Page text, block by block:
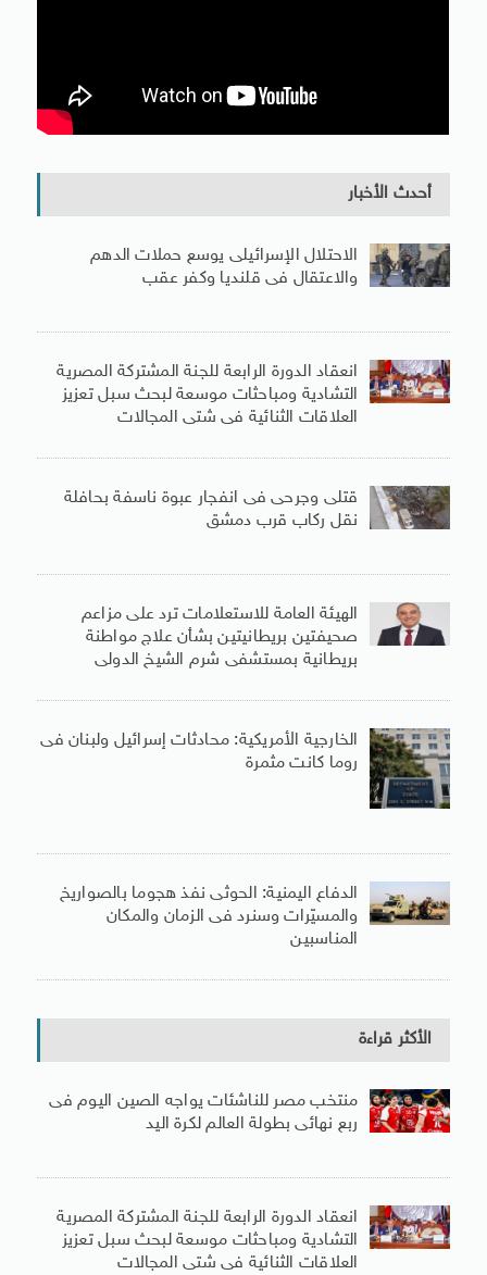
أحدث الأخبار
الاحتلال الإسرائيلى يوسع حملات الدهم
والاعتقال فى قلنديا وكفر عقب
انعقاد الدورة الرابعة للجنة المشتركة المصرية
التشادية ومباحثات موسعة لبحث سبل تعزيز
العلاقات الثنائية فى شتى المجالات
قتلى وجرحى فى انفجار عبوة ناسفة بحافلة
نقل ركاب قرب دمشق
الهيئة العامة للاستعلامات ترد على مزاعم
صحيفتين بريطانيتين بشأن علاج مواطنة
بريطانية بمستشفى شرم الشيخ الدولى
الخارجية الأمريكية: محادثات إسرائيل ولبنان فى
روما كانت مثمرة
الدفاع اليمنية: الحوثى نفذ هجوما بالصواريخ
والمسيّرات وسنرد فى الزمان والمكان
المناسبين
الأكثر قراءة
منتخب مصر للناشئات يواجه الصين اليوم فى
ربع نهائى بطولة العالم لكرة اليد
انعقاد الدورة الرابعة للجنة المشتركة المصرية
التشادية ومباحثات موسعة لبحث سبل تعزيز
العلاقات الثنائية فى شتى المجالات